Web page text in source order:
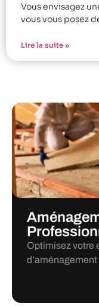
Vous envisagez
vous vous posez
Lire la suite »
Optimisez votre